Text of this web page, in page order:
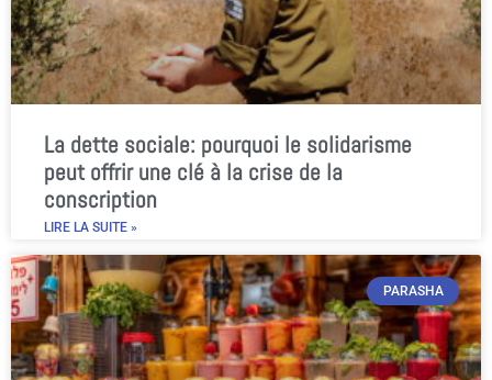
La dette sociale: pourquoi le solidarisme
peut offrir une clé à la crise de la
conscription
LIRE LA SUITE »
PARASHA